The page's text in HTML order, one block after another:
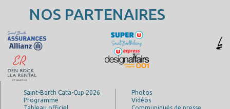
NOS PARTENAIRES
Saint-Barth Cata-Cup 2026
Programme
Photos
Vidéos